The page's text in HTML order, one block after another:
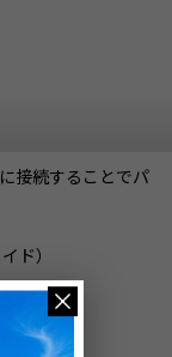
接続することでパ
ド）